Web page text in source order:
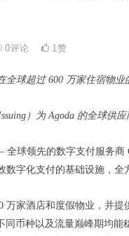
0评论 1赞
球超过 600 万家住宿物业
）为 Agoda 的全球供应
球领先的数字支付服务商
数字化支付的基础设施，全
万家酒店和度假物业，并
币种以及流量巅峰期均能